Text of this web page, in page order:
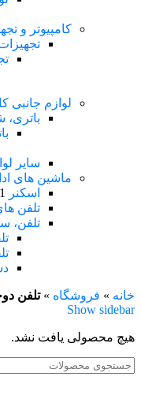
کامپیوتر و
لوازم جانبی
باتری،
سایر
ماشین های
اسکنر
1
تلفن
تلفن،
خانه » فروشگاه »تلفن دوخط
Show sidebar
هیچ محصولی یافت نشد.